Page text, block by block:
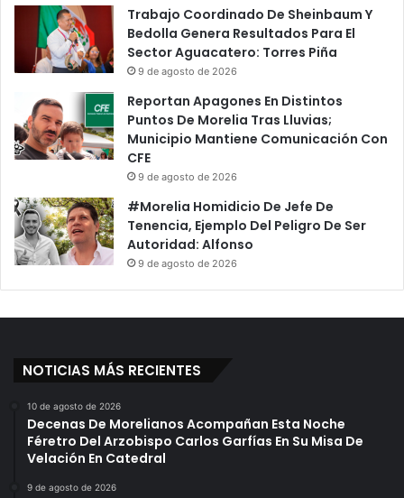
R
d
a
n
l
D
o
l
r
e
t
a
o
n
.
Trabajo Coordinado De Sheinbaum Y
Bedolla Genera Resultados Para El
Sector Aguacatero: Torres Piña
9 de agosto de 2026
Reportan Apagones En Distintos
Puntos De Morelia Tras Lluvias;
Municipio Mantiene Comunicación Con
CFE
9 de agosto de 2026
#Morelia Homidicio De Jefe De
Tenencia, Ejemplo Del Peligro De Ser
Autoridad: Alfonso
9 de agosto de 2026
NOTICIAS MÁS RECIENTES
10 de agosto de 2026
Decenas De Morelianos Acompañan Esta Noche
Féretro Del Arzobispo Carlos Garfías En Su Misa De
Velación En Catedral
9 de agosto de 2026